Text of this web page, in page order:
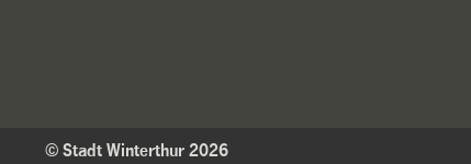
© Stadt Winterthur 2026